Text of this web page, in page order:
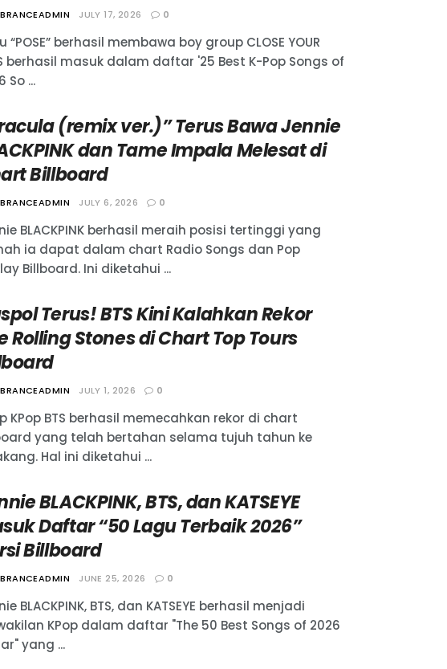
JULY 17, 2026 0
“POSE” berhasil membawa boy group CLOSE YOUR
berhasil masuk dalam daftar '25 Best K-Pop Songs of
So ...
(remix ver.)” Terus Bawa Jennie
dan Tame Impala Melesat di
Billboard
JULY 6, 2026 0
BLACKPINK berhasil meraih posisi tertinggi yang
ia dapat dalam chart Radio Songs dan Pop
Billboard. Ini diketahui ...
Terus! BTS Kini Kalahkan Rekor
Rolling Stones di Chart Top Tours
JULY 1, 2026 0
KPop BTS berhasil memecahkan rekor di chart
yang telah bertahan selama tujuh tahun ke
Hal ini diketahui ...
BLACKPINK, BTS, dan KATSEYE
Daftar “50 Lagu Terbaik 2026”
Billboard
JUNE 25, 2026 0
BLACKPINK, BTS, dan KATSEYE berhasil menjadi
KPop dalam daftar "The 50 Best Songs of 2026
yang ...